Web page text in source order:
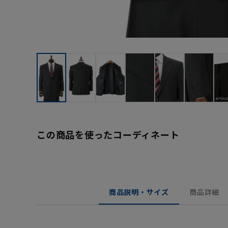
この商品を使ったコーディネート
商品説明・サイズ 商品詳細